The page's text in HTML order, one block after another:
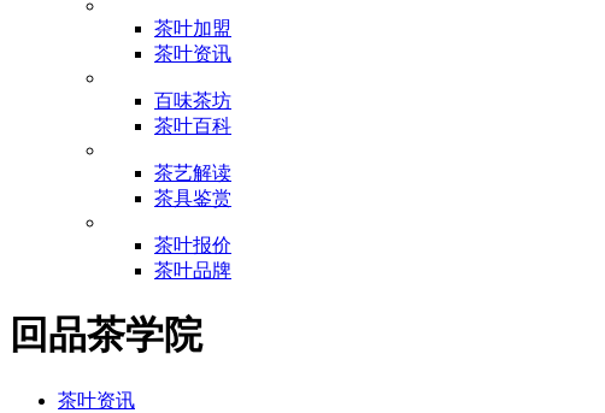
茶叶加盟
茶叶资讯
百味茶坊
茶叶百科
茶艺解读
茶具鉴赏
茶叶报价
茶叶品牌
回品茶学院
茶叶资讯